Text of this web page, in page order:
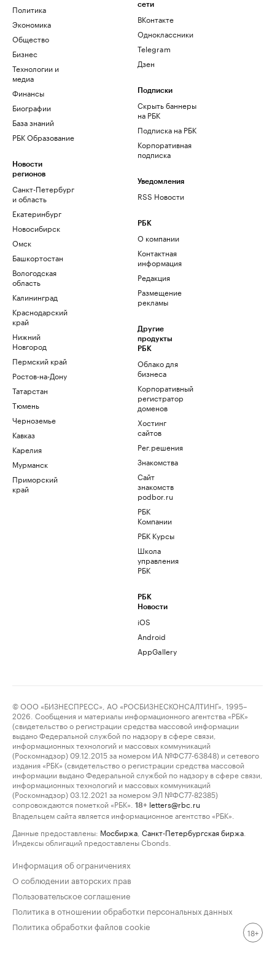
Политика
Экономика
Общество
Бизнес
Технологии и
медиа
Финансы
Биографии
База знаний
РБК Образование
Новости
регионов
Санкт-Петербург
и область
Екатеринбург
Новосибирск
Омск
Башкортостан
Вологодская
область
Калининград
Краснодарский
край
Нижний
Новгород
Пермский край
Ростов-на-Дону
Татарстан
Тюмень
Черноземье
Кавказ
Карелия
Мурманск
Приморский
край
сети
ВКонтакте
Одноклассники
Telegram
Дзен
Подписки
Скрыть баннеры
на РБК
Подписка на РБК
Корпоративная
подписка
Уведомления
RSS Новости
РБК
О компании
Контактная
информация
Редакция
Размещение
рекламы
Другие
продукты
РБК
Облако для
бизнеса
Корпоративный
регистратор
доменов
Хостинг
сайтов
Рег.решения
Знакомства
Сайт
знакомств
podbor.ru
РБК
Компании
РБК Курсы
Школа
управления
РБК
РБК
Новости
iOS
Android
AppGallery
© ООО «БИЗНЕСПРЕСС», АО «РОСБИЗНЕСКОНСАЛТИНГ», 1995–
2026. Сообщения и материалы информационного агентства «РБК»
(свидетельство о регистрации средства массовой информации
выдано Федеральной службой по надзору в сфере связи,
информационных технологий и массовых коммуникаций
(Роскомнадзор) 09.12.2015 за номером ИА №ФС77-63848) и сетевого
издания «РБК» (свидетельство о регистрации средства массовой
информации выдано Федеральной службой по надзору в сфере связи,
информационных технологий и массовых коммуникаций
(Роскомнадзор) 03.12.2021 за номером ЭЛ №ФС77-82385)
сопровождаются пометкой «РБК».
18+ letters@rbc.ru
Владельцем сайта является информационное агентство «РБК».
Данные предоставлены: Мосбиржа Санкт-Петербургская биржа
Индексы облигаций предоставлены Cbonds.
Информация об ограничениях
О соблюдении авторских прав
Пользовательское соглашение
Политика в отношении обработки персональных данных
Политика обработки файлов cookie
18+